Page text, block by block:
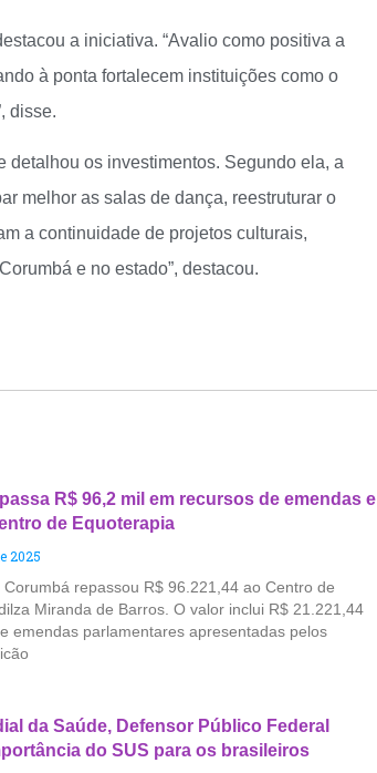
a iniciativa. “Avalio como positiva a
à ponta fortalecem instituições como o
disse.
detalhou os investimentos. Segundo ela, a
melhor as salas de dança, reestruturar o
a continuidade de projetos culturais,
e no estado”, destacou.
R$ 96,2 mil em recursos de emendas e
de Equoterapia
2025
Corumbá repassou R$ 96.221,44 ao Centro de
Miranda de Barros. O valor inclui R$ 21.221,44
emendas parlamentares apresentadas pelos
da Saúde, Defensor Público Federal
do SUS para os brasileiros